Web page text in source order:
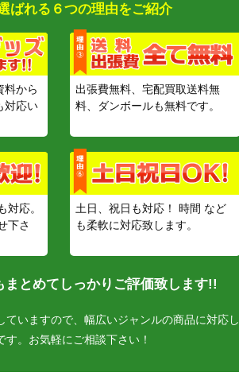
ばれる６つの理由をご紹介
料から
対応い
出張費無料、宅配買取送料無
料、ダンボールも無料です。
対応。
下さ
土日、祝日も対応！ 時間 など
も柔軟に対応致します。
とめてしっかりご評価致します!!
いますので、幅広いジャンルの商品に対応し
。お気軽にご相談下さい！